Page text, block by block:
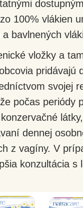
100% vlákien
bavlnených
vložky a
pridávajú
svojej
počas periódy
dennej
z vagíny. V
konzultácia